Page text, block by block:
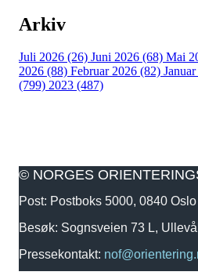
Arkiv
Juli 2026 (26) Juni 2026 (68) Mai
2026 (88) Februar 2026 (82)
(799) 2023 (487)
© NORGES
Post: Postboks 5000, 0840 Oslo
Besøk: Sognsveien 73 L,
Pressekontakt: